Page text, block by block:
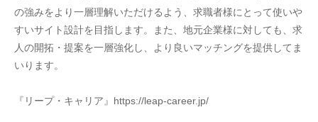
の強みをより一層理解いただけるよう、求職者様にとって使いや
すいサイト設計を目指します。また、地元企業様に対しても、求
人の開拓・提案を一層強化し、より良いマッチングを提供してま
いります。
『リープ・キャリア』https://leap-career.jp/